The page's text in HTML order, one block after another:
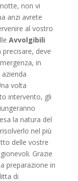
non vi
anzi avrete
al vostro
Avvolgibili
deve
in
volta
intervento, gli
la natura del
nel più
delle vostre
Grazie
preparazione in
di